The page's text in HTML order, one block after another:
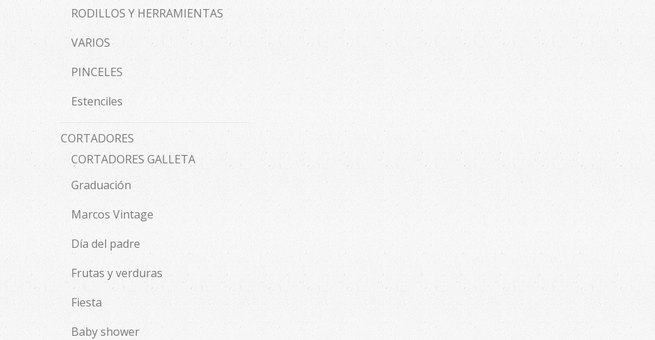
RODILLOS Y HERRAMIENTAS
VARIOS
PINCELES
Estenciles
CORTADORES
CORTADORES GALLETA
Graduación
Marcos Vintage
Día del padre
Frutas y verduras
Fiesta
Baby shower